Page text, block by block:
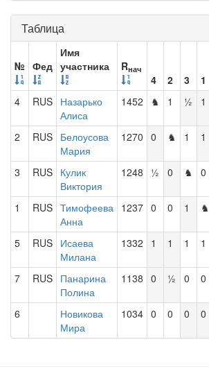
Таблица
№ Фед
Имя
участника
Rнач
4 2 3 1
4 RUS Назарько
Алиса
1452 ♞ 1 ½ 1
2 RUS Белоусова
Мария
1270 0 ♞ 1 1
3 RUS Кулик
Виктория
1248 ½ 0 ♞ 0
1 RUS Тимофеева
Анна
1237 0 0 1 ♞
5 RUS Исаева
Милана
1332 1 1 1 1
7 RUS Панарина
Полина
1138 0 ½ 0 0
6
Новикова
Мира
1034 0 0 0 0